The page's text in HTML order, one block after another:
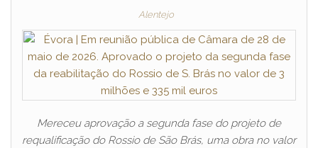
Alentejo
Mereceu aprovação a segunda fase do projeto de
requalificação do Rossio de São Brás, uma obra no valor